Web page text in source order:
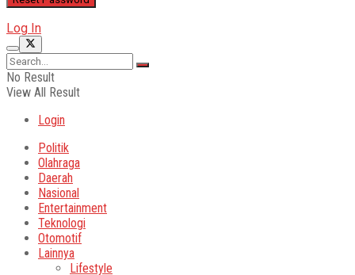
Log In
No Result
View All Result
Login
Politik
Olahraga
Daerah
Nasional
Entertainment
Teknologi
Otomotif
Lainnya
Lifestyle